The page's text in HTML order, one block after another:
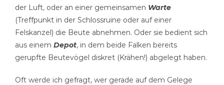
der Luft, oder an einer gemeinsamen Warte
(Treffpunkt in der Schlossruine oder auf einer
Felskanzel) die Beute abnehmen. Oder sie bedient sich
aus einem Depot, in dem beide Falken bereits
gerupfte Beutevögel diskret (Krähen!) abgelegt haben.
Oft werde ich gefragt, wer gerade auf dem Gelege